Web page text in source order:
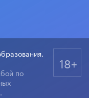
по
18+